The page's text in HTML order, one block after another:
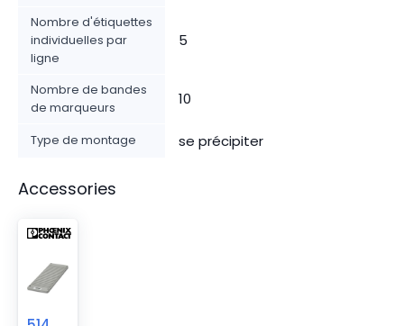
Nombre d'étiquettes
individuelles par
ligne
5
Nombre de bandes
de marqueurs
10
Type de montage se précipiter
Accessories